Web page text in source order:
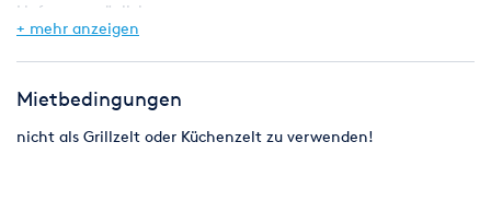
Lieferung möglich
+ mehr anzeigen
Mietbedingungen
nicht als Grillzelt oder Küchenzelt zu verwenden!